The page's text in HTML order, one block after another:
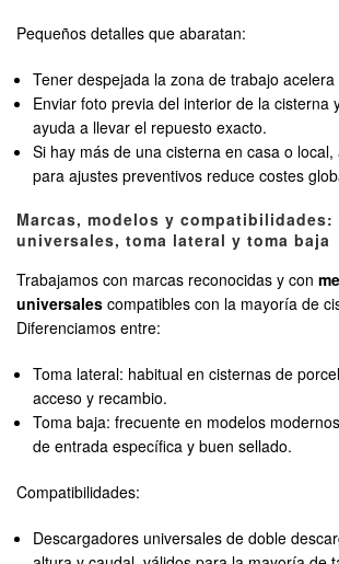
Pequeños detalles que abaratan:
Tener despejada la zona de trabajo
Enviar foto previa del interior de la cisterna
ayuda a llevar el repuesto exacto.
Si hay más de una cisterna en casa o
para ajustes preventivos reduce costes
Marcas, modelos y compatibilidades:
universales, toma lateral y toma baja
Trabajamos con marcas reconocidas y con
universales compatibles con la mayoría de
Diferenciamos entre:
Toma lateral: habitual en cisternas de
acceso y recambio.
Toma baja: frecuente en modelos
de entrada específica y buen sellado.
Compatibilidades:
Descargadores universales de doble